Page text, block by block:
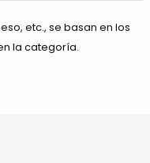
etc., se basan en los
la categoría.